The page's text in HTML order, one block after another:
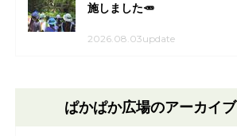
施しました🥕
2026.08.03update
ぱかぱか広場のアーカイブ